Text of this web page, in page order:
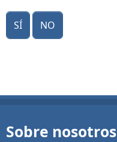
Sí No
Sobre nosotros